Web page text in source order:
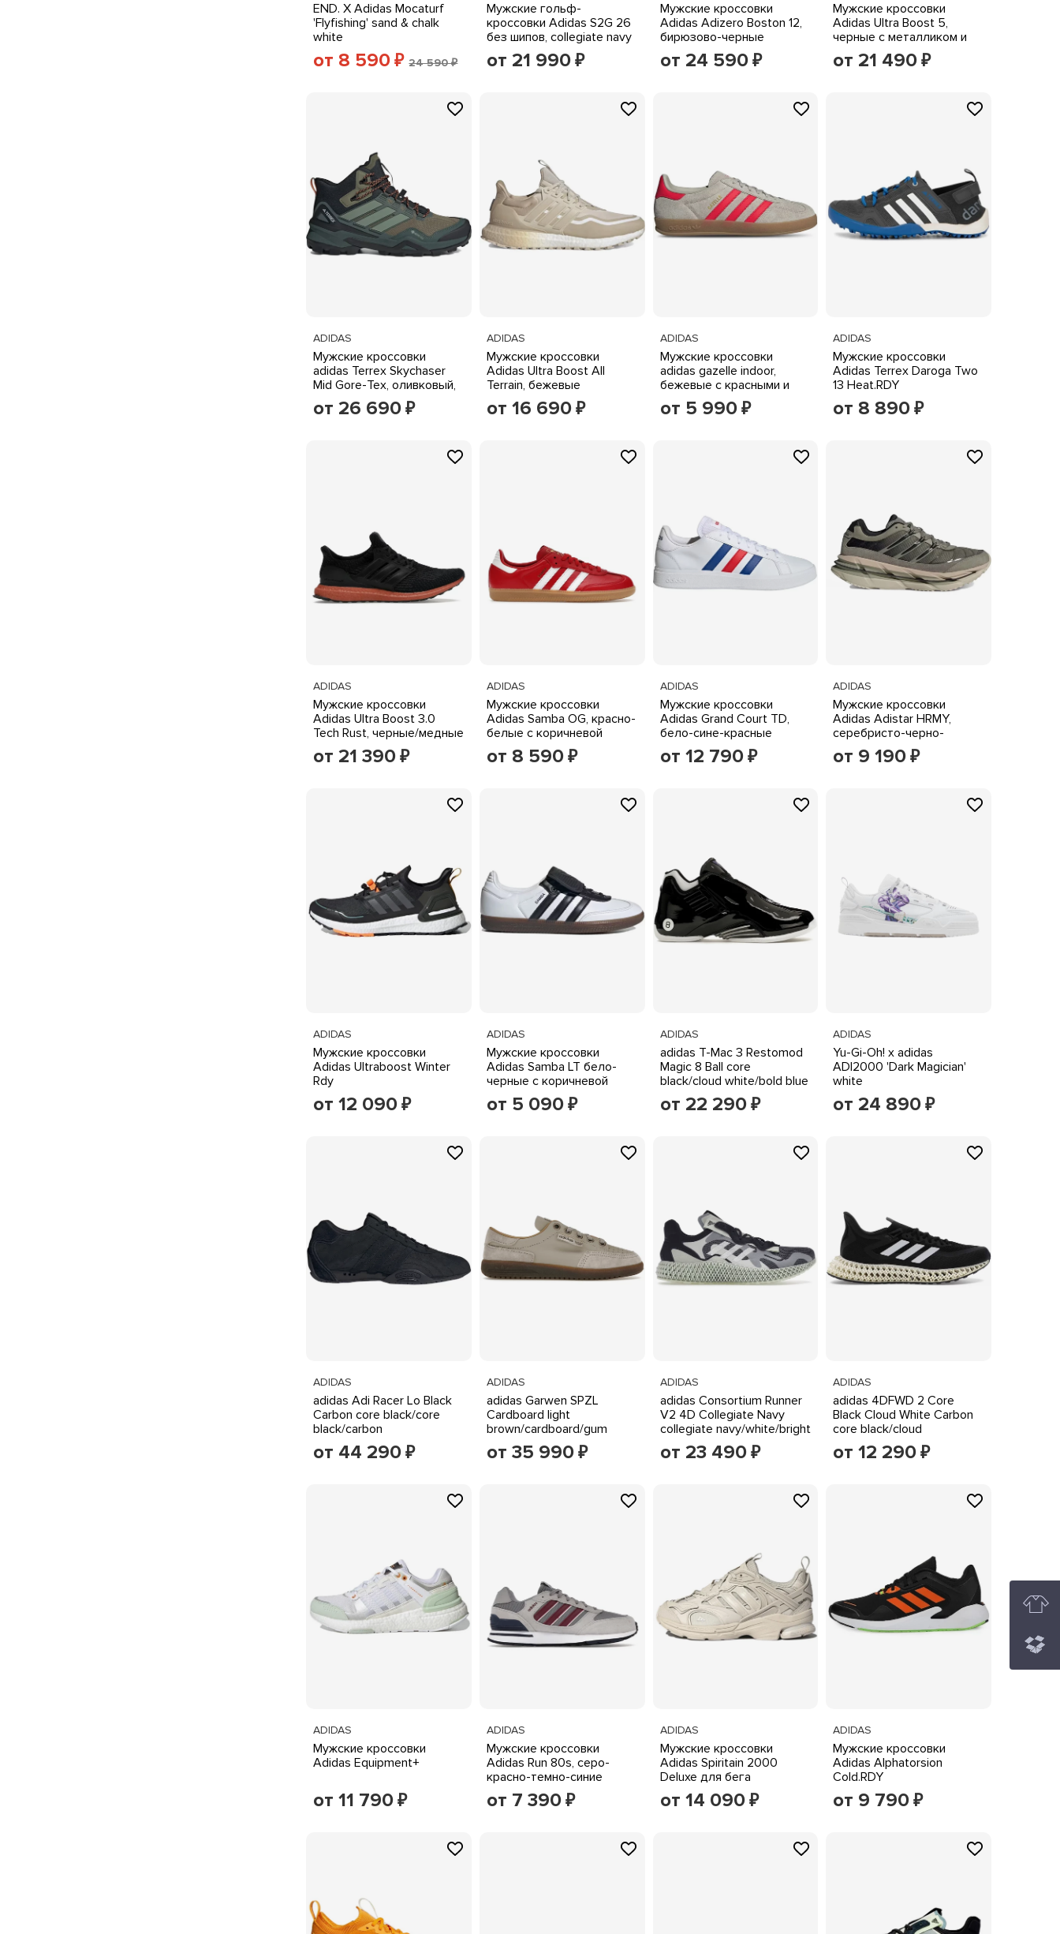
END. X Adidas Mocaturf
'Flyfishing' sand & chalk
white
от 8 590 ₽ 24 590 ₽
Мужские гольф-
кроссовки Adidas S2G 26
без шипов, collegiate navy
от 21 990 ₽
Мужские кроссовки
Adidas Adizero Boston 12,
бирюзово-черные
от 24 590 ₽
Мужские кроссовки
Adidas Ultra Boost 5,
черные с металликом и
неоном
от 21 490 ₽
ADIDAS
Мужские кроссовки
adidas Terrex Skychaser
Mid Gore-Tex, оливковый,
серебристо-зеленый,
черный
от 26 690 ₽
ADIDAS
Мужские кроссовки
Adidas Ultra Boost All
Terrain, бежевые
от 16 690 ₽
ADIDAS
Мужские кроссовки
adidas gazelle indoor,
бежевые с красными и
белыми акцентами
от 5 990 ₽
ADIDAS
Мужские кроссовки
Adidas Terrex Daroga Two
13 Heat.RDY
от 8 890 ₽
ADIDAS
Мужские кроссовки
Adidas Ultra Boost 3.0
Tech Rust, черные/медные
от 21 390 ₽
ADIDAS
Мужские кроссовки
Adidas Samba OG, красно-
белые с коричневой
резиновой подошвой
от 8 590 ₽
ADIDAS
Мужские кроссовки
Adidas Grand Court TD,
бело-сине-красные
от 12 790 ₽
ADIDAS
Мужские кроссовки
Adidas Adistar HRMY,
серебристо-черно-
оливковые
от 9 190 ₽
ADIDAS
Мужские кроссовки
Adidas Ultraboost Winter
Rdy
от 12 090 ₽
ADIDAS
Мужские кроссовки
Adidas Samba LT бело-
черные с коричневой
подошвой
от 5 090 ₽
ADIDAS
adidas T-Mac 3 Restomod
Magic 8 Ball core
black/cloud white/bold blue
от 22 290 ₽
ADIDAS
Yu-Gi-Oh! x adidas
ADI2000 'Dark Magician'
white
от 24 890 ₽
ADIDAS
adidas Adi Racer Lo Black
Carbon core black/core
black/carbon
от 44 290 ₽
ADIDAS
adidas Garwen SPZL
Cardboard light
brown/cardboard/gum
от 35 990 ₽
ADIDAS
adidas Consortium Runner
V2 4D Collegiate Navy
collegiate navy/white/bright
orange
от 23 490 ₽
ADIDAS
adidas 4DFWD 2 Core
Black Cloud White Carbon
core black/cloud
white/carbon
от 12 290 ₽
ADIDAS
Мужские кроссовки
Adidas Equipment+
от 11 790 ₽
ADIDAS
Мужские кроссовки
Adidas Run 80s, серо-
красно-темно-синие
от 7 390 ₽
ADIDAS
Мужские кроссовки
Adidas Spiritain 2000
Deluxe для бега
от 14 090 ₽
ADIDAS
Мужские кроссовки
Adidas Alphatorsion
Cold.RDY
от 9 790 ₽